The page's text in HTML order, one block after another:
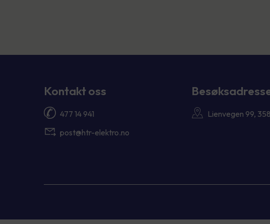
Kontakt oss
477 14 941
post@htr-elektro.no
Lienvegen 99,